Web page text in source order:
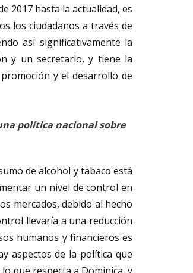
2017 hasta la actualidad, es
los ciudadanos a través de
así significativamente la
y un secretario, y tiene la
y el desarrollo de
política nacional sobre
de alcohol y tabaco está
un nivel de control en
mercados, debido al hecho
llevaría a una reducción
humanos y financieros es
aspectos de la política que